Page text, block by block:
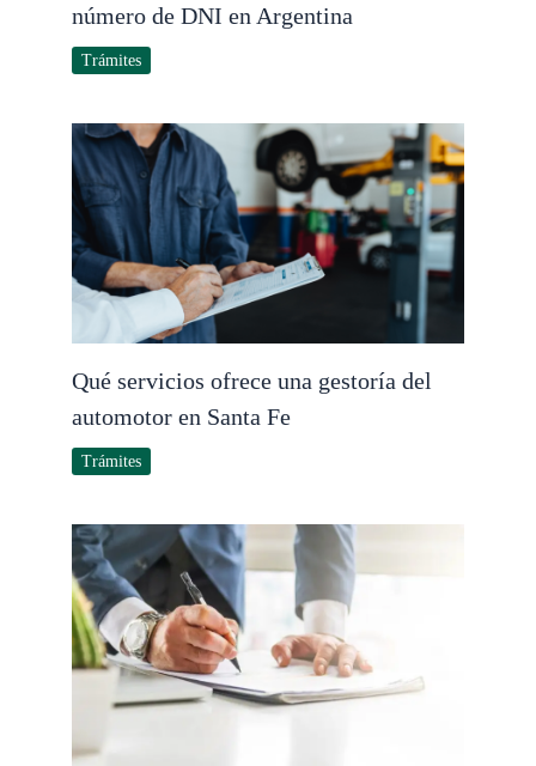
número de DNI en Argentina
Trámites
Qué servicios ofrece una gestoría del
automotor en Santa Fe
Trámites